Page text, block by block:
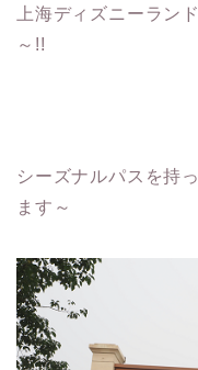
上海ディズニーラン
～!!
シーズナルパスを持
ます～